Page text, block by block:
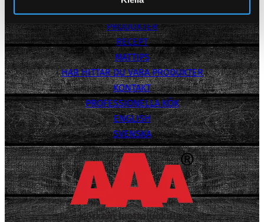
POPPAMIES
PRODUKTER
RECEPT
MATTIPS
HAR HITTAR DU VARA PRODUKTER
KONTAKT
PROFESSIONELLA KÖK
ENGLISH
SVENSKA